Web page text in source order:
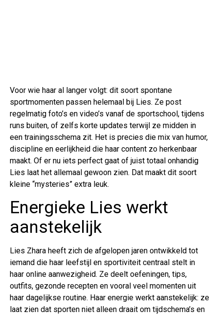
Voor wie haar al langer volgt: dit soort spontane
sportmomenten passen helemaal bij Lies. Ze post
regelmatig foto’s en video’s vanaf de sportschool, tijdens
runs buiten, of zelfs korte updates terwijl ze midden in
een trainingsschema zit. Het is precies die mix van humor,
discipline en eerlijkheid die haar content zo herkenbaar
maakt. Of er nu iets perfect gaat of juist totaal onhandig
Lies laat het allemaal gewoon zien. Dat maakt dit soort
kleine “mysteries” extra leuk.
Energieke Lies werkt
aanstekelijk
Lies Zhara heeft zich de afgelopen jaren ontwikkeld tot
iemand die haar leefstijl en sportiviteit centraal stelt in
haar online aanwezigheid. Ze deelt oefeningen, tips,
outfits, gezonde recepten en vooral veel momenten uit
haar dagelijkse routine. Haar energie werkt aanstekelijk: ze
laat zien dat sporten niet alleen draait om tijdschema’s en